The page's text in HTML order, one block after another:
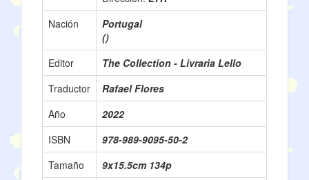
Nación
Portugal
()
Editor
The Collection - Livraria Lello
Traductor
Rafael Flores
Año
2022
ISBN
978-989-9095-50-2
Tamaño
9x15.5cm 134p